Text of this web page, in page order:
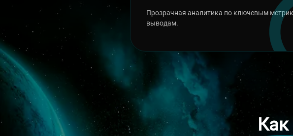
Прозрачная аналитика по ключевым
выводам.